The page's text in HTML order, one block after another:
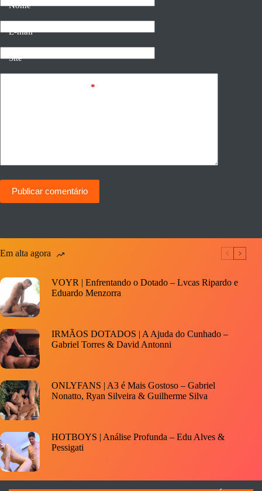
Nome
E-mail
Site
*
Publicar comentário
Em alta agora
VOYR | Enfrentando o Dotado – Lvcas Ripardo e
Eduardo Menzorra
IRMÃOS DOTADOS | A Ajuda do Cunhado –
Gabriel Torres & David Antonni
ONLYFANS | A3 é Mais Gostoso – Gabriel
Nonatto, Ryan Silveira & Guilherme Silva
HOTBOYS | Análise Profunda – Edu Alves &
Pessigati